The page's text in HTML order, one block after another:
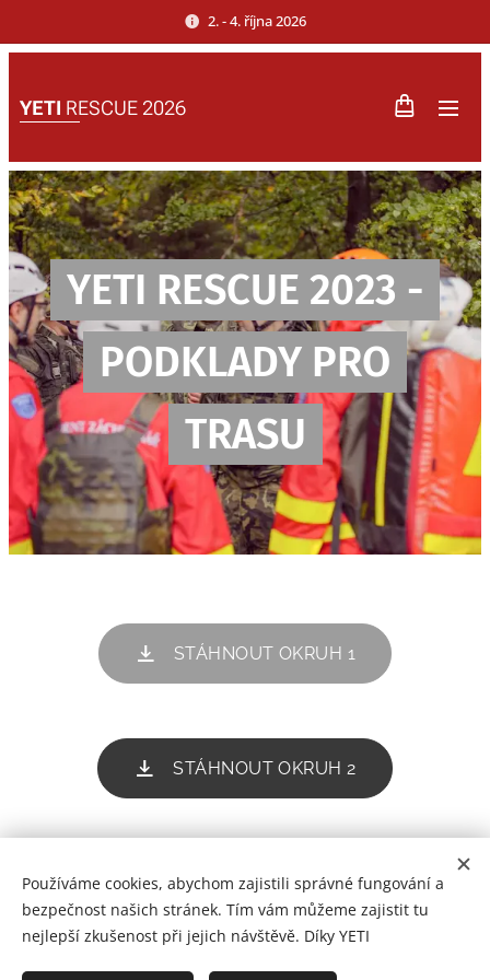
2. - 4. října 2026
YETI RESCUE 2026
YETI RESCUE 2023 -
PODKLADY PRO
TRASU
STÁHNOUT OKRUH 1
STÁHNOUT OKRUH 2
© 2022 YETI RESCUE | Články a fotografie v nich použité jsou
duševním vlastnictvím jejich autorů. Můžete si je číst, prohlížet a
Používáme cookies, abychom zajistili správné fungování a
bezpečnost našich stránek. Tím vám můžeme zajistit tu
nejlepší zkušenost při jejich návštěvě. Díky YETI